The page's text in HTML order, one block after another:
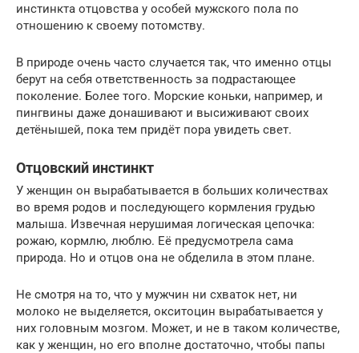
инстинкта отцовства у особей мужского пола по
отношению к своему потомству.
В природе очень часто случается так, что именно отцы
берут на себя ответственность за подрастающее
поколение. Более того. Морские коньки, например, и
пингвины даже донашивают и высиживают своих
детёнышей, пока тем придёт пора увидеть свет.
Отцовский инстинкт
У женщин он вырабатывается в больших количествах
во время родов и последующего кормления грудью
малыша. Извечная нерушимая логическая цепочка:
рожаю, кормлю, люблю. Её предусмотрела сама
природа. Но и отцов она не обделила в этом плане.
Не смотря на то, что у мужчин ни схваток нет, ни
молоко не выделяется, окситоцин вырабатывается у
них головным мозгом. Может, и не в таком количестве,
как у женщин, но его вполне достаточно, чтобы папы